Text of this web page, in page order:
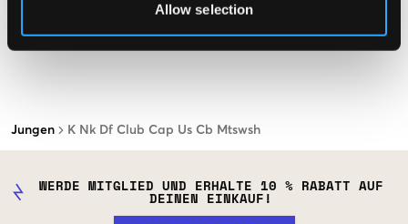
Allow selection
Jungen K Nk Df Club Cap Us Cb Mtswsh
WERDE MITGLIED UND ERHALTE 10 % RABATT AUF
DEINEN EINKAUF!